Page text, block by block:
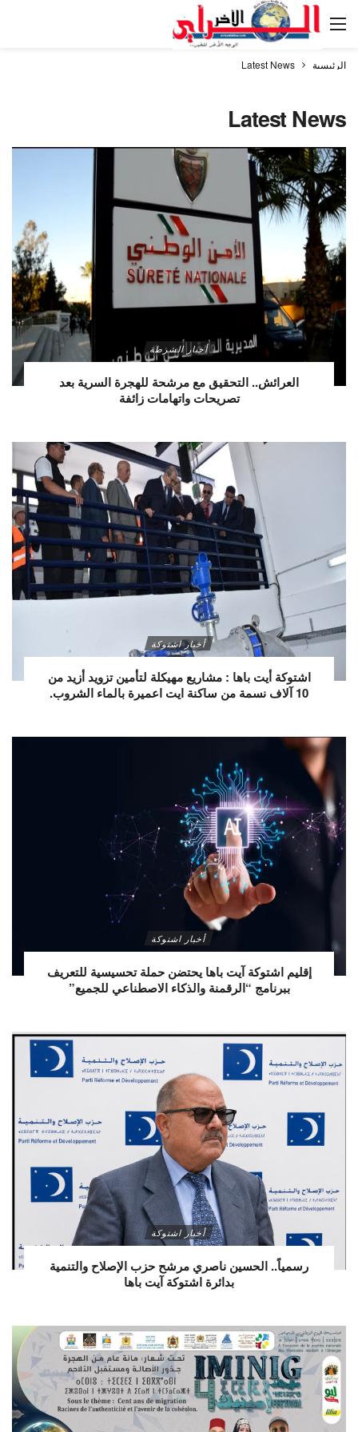
الرئيسية Latest News
Latest News
أخبار الشرطة
العرائش.. التحقيق مع مرشحة للهجرة السرية بعد
تصريحات واتهامات زائفة
أخبار اشتوكة
اشتوكة أيت باها : مشاريع مهيكلة لتأمين تزويد أزيد من
10 آلاف نسمة من ساكنة ايت اعميرة بالماء الشروب.
أخبار اشتوكة
إقليم اشتوكة آيت باها يحتضن حملة تحسيسية للتعريف
ببرنامج “الرقمنة والذكاء الاصطناعي للجميع”
أخبار اشتوكة
رسمياً.. الحسين ناصري مرشح حزب الإصلاح والتنمية
بدائرة اشتوكة آيت باها